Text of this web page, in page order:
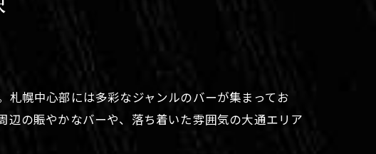
は幌中心部には多彩なジャンルのバーが集まってお
の賑やかなバーや、落ち着いた雰囲気の大通エリア